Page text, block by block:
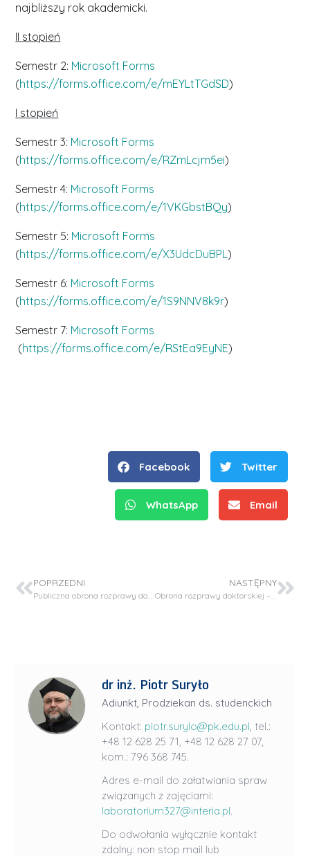
najbliższy rok akademicki.
II stopień
Semestr 2: Microsoft Forms
(https://forms.office.com/e/mEYLtTGdSD)
I stopień
Semestr 3: Microsoft Forms
(https://forms.office.com/e/RZmLcjm5ei)
Semestr 4: Microsoft Forms
(https://forms.office.com/e/1VKGbstBQy)
Semestr 5: Microsoft Forms
(https://forms.office.com/e/X3UdcDuBPL)
Semestr 6: Microsoft Forms
(https://forms.office.com/e/1S9NNV8k9r)
Semestr 7: Microsoft Forms
(https://forms.office.com/e/RStEa9EyNE)
Facebook Twitter
WhatsApp Email
POPRZEDNI
Publiczna obrona rozprawy doktorskiej – mgr inż. Damian Kułaga
NASTĘPNY
Obrona rozprawy doktorskiej – mgr Emila Hola
dr inż. Piotr Suryło
Adiunkt, Prodziekan ds. studenckich
Kontakt: piotr.surylo@pk.edu.pl, tel.:
+48 12 628 25 71, +48 12 628 27 07,
kom.: 796 368 745.
Adres e-mail do załatwiania spraw
związanych z zajęciami:
laboratorium327@interia.pl.
Do odwołania wyłącznie kontakt
zdalny: non stop mail lub